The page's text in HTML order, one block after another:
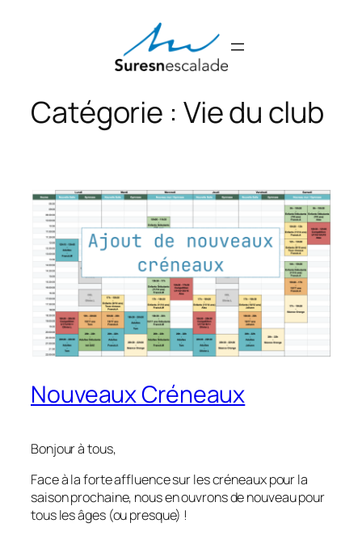
Catégorie : Vie du club
Nouveaux Créneaux
Bonjour à tous,
Face à la forte affluence sur les créneaux pour la
saison prochaine, nous en ouvrons de nouveau pour
tous les âges (ou presque) !